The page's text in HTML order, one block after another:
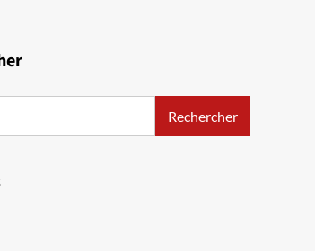
Rechercher